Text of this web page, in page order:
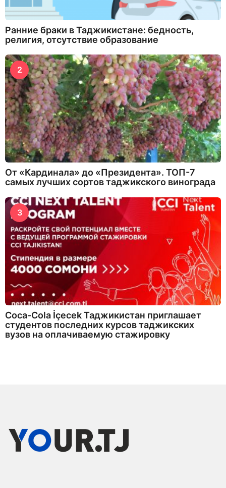
Ранние браки в Таджикистане: бедность,
религия, отсутствие образование
2
От «Кардинала» до «Президента». ТОП-7
самых лучших сортов таджикского винограда
3
Coca-Cola İçecek Таджикистан приглашает
студентов последних курсов таджикских
вузов на оплачиваемую стажировку